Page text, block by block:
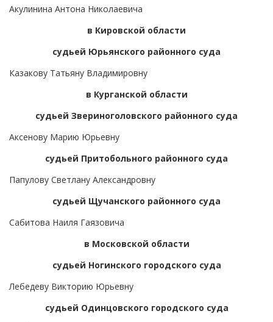
Акулинина Антона Николаевича
в Кировской области
судьей Юрьянского районного суда
Казакову Татьяну Владимировну
в Курганской области
судьей Звериноголовского районного суда
Аксенову Марию Юрьевну
судьей Притобольного районного суда
Папулову Светлану Александровну
судьей Щучанского районного суда
Сабитова Наиля Гаязовича
в Московской области
судьей Ногинского городского суда
Лебедеву Викторию Юрьевну
судьей Одинцовского городского суда